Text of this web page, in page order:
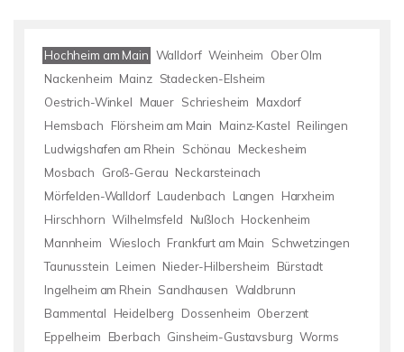
Hochheim am Main Walldorf Weinheim
Ober Olm
Nackenheim Mainz Stadecken-Elsheim
Oestrich-Winkel
Mauer Schriesheim
Maxdorf
Hemsbach
Flörsheim am Main Mainz-Kastel Reilingen
Ludwigshafen am Rhein
Schönau
Meckesheim
Mosbach
Groß-Gerau Neckarsteinach
Mörfelden-Walldorf Laudenbach Langen
Harxheim
Hirschhorn Wilhelmsfeld Nußloch Hockenheim
Mannheim Wiesloch Frankfurt am Main
Schwetzingen
Taunusstein Leimen Nieder-Hilbersheim
Bürstadt
Ingelheim am Rhein Sandhausen Waldbrunn
Bammental
Heidelberg Dossenheim Oberzent
Eppelheim
Eberbach Ginsheim-Gustavsburg Worms